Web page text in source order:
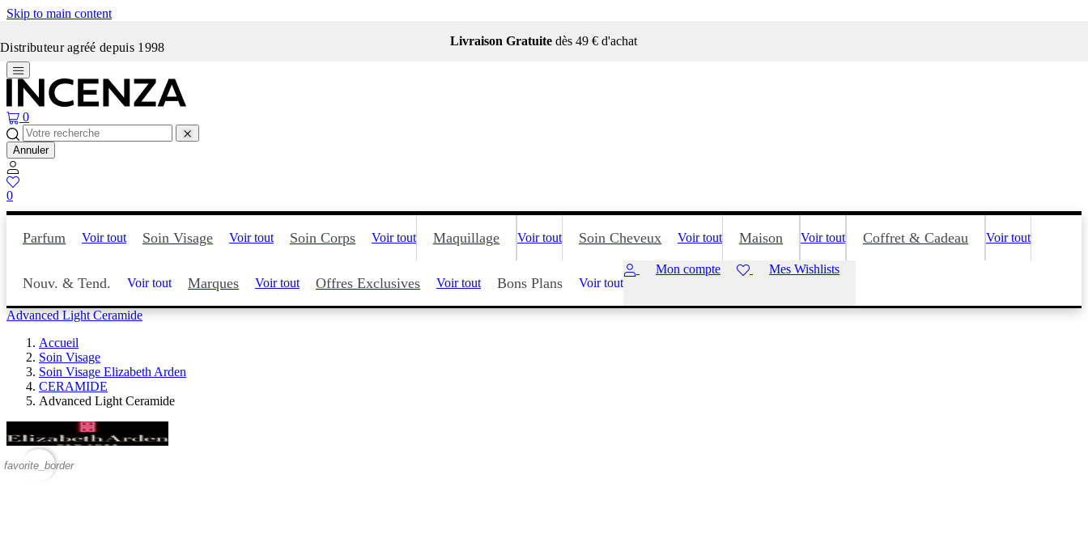
Skip to main content
Distributeur agréé depuis 1998Incenza fait peau neuve Livraison Gratuitedès 49 € d'achat
0
Annuler
0
Parfum Voir tout Soin Visage Voir tout Soin Corps Voir tout Maquillage Voir tout Soin Cheveux Voir tout Maison Voir tout Coffret & Cadeau Voir tout
Nouv. & Tend. Voir tout Marques Voir tout Offres Exclusives Voir tout Bons Plans Voir tout
Mon compte Mes Wishlists
Advanced Light Ceramide
Accueil
Soin Visage
Soin Visage Elizabeth Arden
CERAMIDE
Advanced Light Ceramide
favorite_border